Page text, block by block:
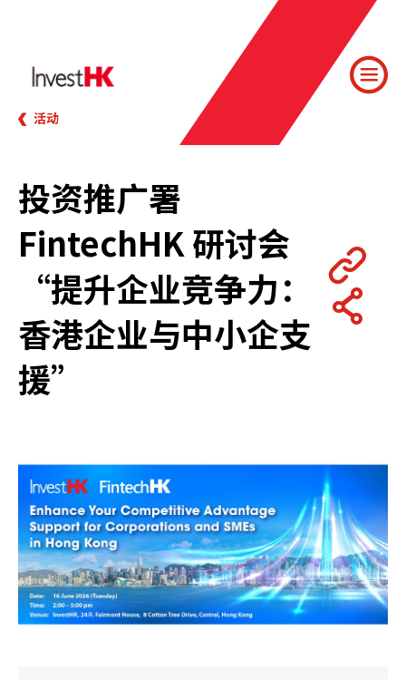
活动
投资推广署
FintechHK 研讨会
“提升企业竞争力：
香港企业与中小企支
援”